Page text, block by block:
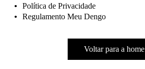
Política de Privacidade
Regulamento Meu Dengo
Voltar para a home